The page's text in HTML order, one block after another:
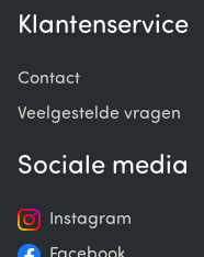
Klantenservice
Contact
Veelgestelde vragen
Sociale media
Instagram